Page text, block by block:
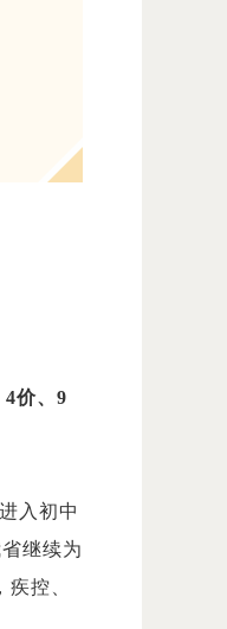
价、9
入初中
继续为
控、